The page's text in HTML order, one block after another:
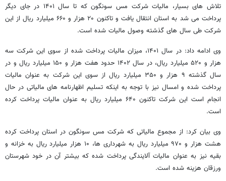
تلاش های بسیار، مالیات شرکت مس سونگون که تا سال ۱۴۰۱ در جای دیگر
پرداخت می شد به استان انتقال یافت و تاکنون ۲۰ هزار و ۶۶۰ میلیارد ریال از این
شرکت طی سال های گذشته وصول مالیات شده است.
وی ادامه داد: در سال ۱۴۰۱، میزان مالیات پرداخت شده از سوی این شرکت سه
هزار و ۵۲۰ میلیارد ریال، در سال ۱۴۰۲ حدود هفت هزار و ۱۵۰ میلیارد ریال و در
سال گذشته ۹ هزار و ۳۵۰ میلیارد ریال از سوی این شرکت به عنوان مالیات
پرداخت شده و امسال نیز با توجه به اینکه تسلیم اظهارنامه های مالیاتی در حال
انجام است این شرکت تاکنون ۶۴۰ میلیارد ریال به عنوان مالیات پرداخت کرده
است.
وی بیان کرد: از مجموع مالیاتی که شرکت مس سونگون در استان پرداخت کرده
هشت هزار و ۹۷۰ میلیارد ریال به شهرداری ها، ۱۰ هزار میلیارد ریال به خزانه و
بقیه نیز به عنوان مالیات آلایندگی پرداخت شده که بیشتر آن در خود شهرستان
ورزقان هزینه شده است.